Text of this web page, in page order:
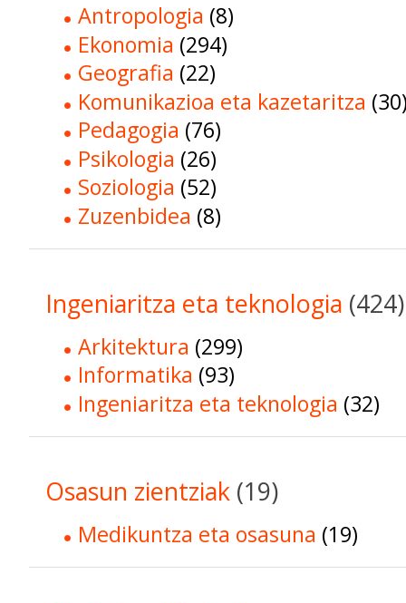
Antropologia (8)
Ekonomia (294)
Geografia (22)
Komunikazioa eta kazetaritza
Pedagogia (76)
Psikologia (26)
Soziologia (52)
Zuzenbidea (8)
Ingeniaritza eta teknologia (424)
Arkitektura (299)
Informatika (93)
Ingeniaritza eta teknologia (32)
Osasun zientziak (19)
Medikuntza eta osasuna (19)